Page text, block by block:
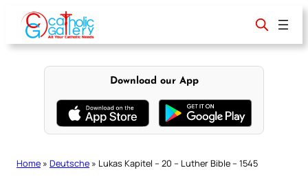
content
Download our App
Home » Deutsche » Lukas Kapitel – 20 – Luther Bible – 1545